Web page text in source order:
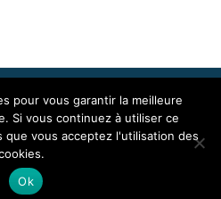
Espace ©2017
propulsé par
pour vous garantir la meilleure
Si vous continuez à utiliser ce
que vous acceptez l'utilisation des
Ok